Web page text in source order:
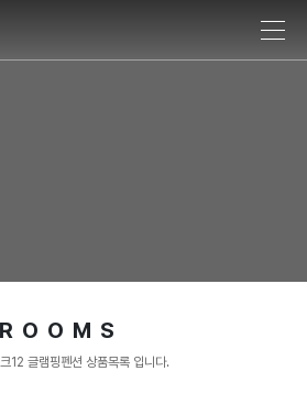
ROOMS
12 글램핑펜션 상품목록 입니다.